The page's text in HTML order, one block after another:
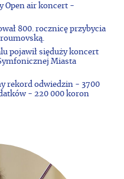
Open air koncert -
800. rocznicę przybycia
pojawił sięduży koncert
Miasta
rekord odwiedzin - 3700
- 220 000 koron